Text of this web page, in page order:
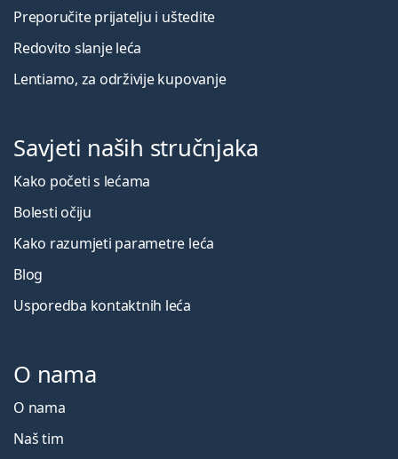
Preporučite prijatelju i uštedite
Redovito slanje leća
Lentiamo, za održivije kupovanje
Savjeti naših stručnjaka
Kako početi s lećama
Bolesti očiju
Kako razumjeti parametre leća
Blog
Usporedba kontaktnih leća
O nama
O nama
Naš tim